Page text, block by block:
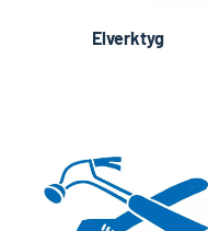
Elverktyg